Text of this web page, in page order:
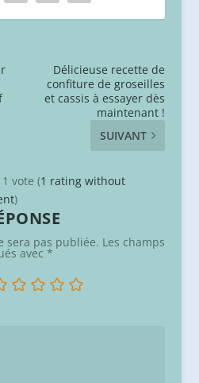
Délicieuse recette de
confiture de groseilles
et cassis à essayer dès
maintenant !
SUIVANT
vote (1 rating without
)
sera pas publiée. Les champs
avec *